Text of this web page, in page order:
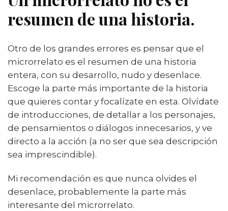
resumen de una historia.
Otro de los grandes errores es pensar que el
microrrelato es el resumen de una historia
entera, con su desarrollo, nudo y desenlace.
Escoge la parte más importante de la historia
que quieres contar y focalízate en esta. Olvídate
de introducciones, de detallar a los personajes,
de pensamientos o diálogos innecesarios, y ve
directo a la acción (a no ser que sea descripción
sea imprescindible).
Mi recomendación es que nunca olvides el
desenlace, probablemente la parte más
interesante del microrrelato.